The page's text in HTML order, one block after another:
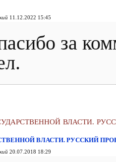
11.12.2022 15:45
за
ВЛАСТИ.
ВЛАСТИ. РУССКИЙ
20.07.2018 18:29